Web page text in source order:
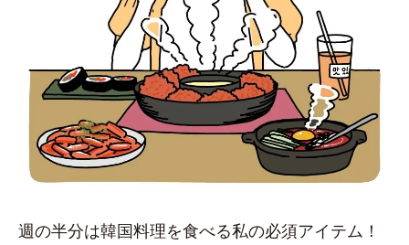
週の半分は韓国料理を食べる私の必須アイテム！